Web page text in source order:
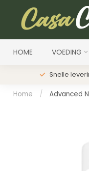
HOME VOEDING
Snelle
Home / Advanced